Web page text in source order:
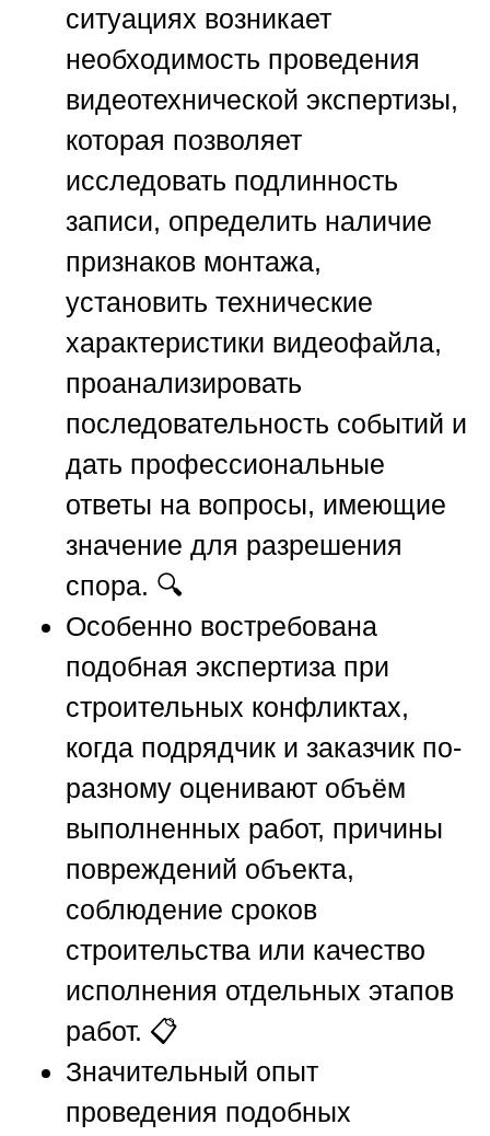
ситуациях возникает
необходимость проведения
видеотехнической экспертизы,
которая позволяет
исследовать подлинность
записи, определить наличие
признаков монтажа,
установить технические
характеристики видеофайла,
проанализировать
последовательность событий и
дать профессиональные
ответы на вопросы, имеющие
значение для разрешения
спора. 🔍
Особенно востребована
подобная экспертиза при
строительных конфликтах,
когда подрядчик и заказчик по-
разному оценивают объём
выполненных работ, причины
повреждений объекта,
соблюдение сроков
строительства или качество
исполнения отдельных этапов
работ. 📋
Значительный опыт
проведения подобных